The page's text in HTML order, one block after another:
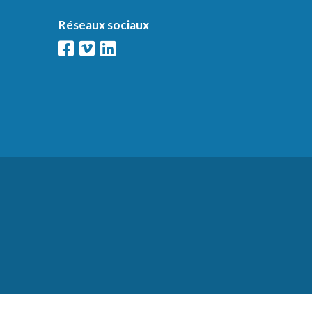
Réseaux sociaux